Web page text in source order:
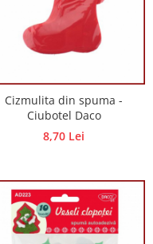
Cizmulita din spuma -
Ciubotel Daco
8,70 Lei